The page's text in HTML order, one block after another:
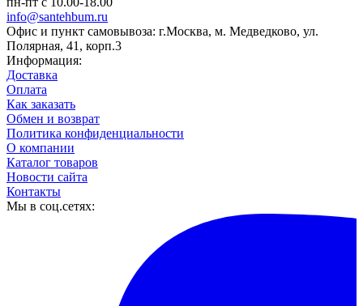
info@santehbum.ru
Офис и пункт самовывоза: г.Москва, м. Медведково, ул.
Полярная, 41, корп.3
Информация:
Доставка
Оплата
Как заказать
Обмен и возврат
Политика конфиденциальности
О компании
Каталог товаров
Новости сайта
Контакты
Мы в соц.сетях: